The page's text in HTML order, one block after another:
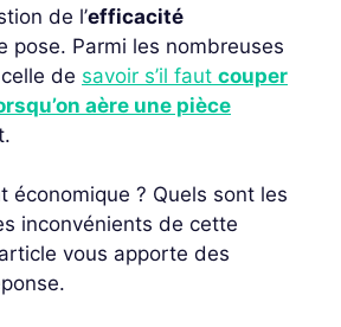
de l’efficacité
pose. Parmi les nombreuses
de savoir s’il faut couper
aère une pièce
économique ? Quels sont les
inconvénients de cette
vous apporte des